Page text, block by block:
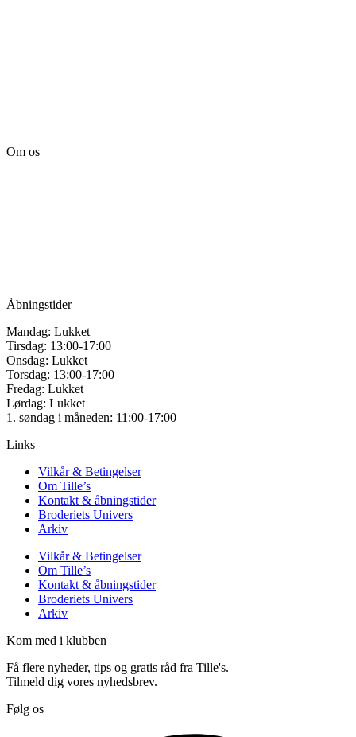
Om os
Åbningstider
Mandag: Lukket
Tirsdag: 13:00-17:00
Onsdag: Lukket
Torsdag: 13:00-17:00
Fredag: Lukket
Lørdag: Lukket
1. søndag i måneden: 11:00-17:00
Links
Vilkår & Betingelser
Om Tille’s
Kontakt & åbningstider
Broderiets Univers
Arkiv
Vilkår & Betingelser
Om Tille’s
Kontakt & åbningstider
Broderiets Univers
Arkiv
Kom med i klubben
Få flere nyheder, tips og gratis råd fra Tille's.
Tilmeld dig vores nyhedsbrev.
Følg os